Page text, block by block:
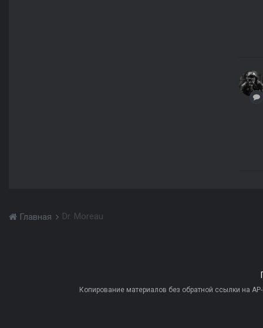
Главная Dr. Moreau
Копирование материалов без обратной ссылки на